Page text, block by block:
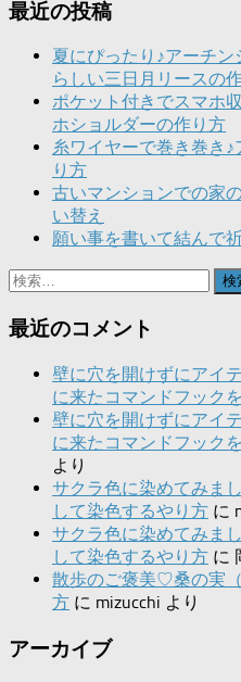
最近の投稿
夏にぴったり♪アーチ
らしい三日月リースの
ポケット付きでスマホ
ホショルダーの作り方
糸ワイヤーで巻き巻き
り方
古いマンションでの家
い替え
願い事を書いて結んで
検
最近のコメント
壁に穴を開けずにアイ
に来たコマンドフック
壁に穴を開けずにアイ
に来たコマンドフック
より
サクラ色に染めてみま
して染色するやり方 に
サクラ色に染めてみま
して染色するやり方 に
散歩のご褒美♡桑の実
方 に mizucchi より
アーカイブ